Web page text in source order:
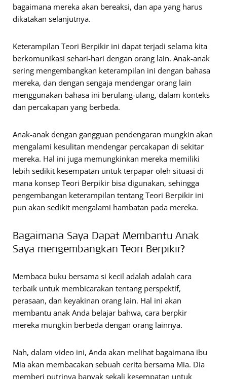
bagaimana mereka akan bereaksi, dan apa yang harus
dikatakan selanjutnya.
Keterampilan Teori Berpikir ini dapat terjadi selama kita
berkomunikasi sehari-hari dengan orang lain. Anak-anak
sering mengembangkan keterampilan ini dengan bahasa
mereka, dan dengan sengaja mendengar orang lain
menggunakan bahasa ini berulang-ulang, dalam konteks
dan percakapan yang berbeda.
Anak-anak dengan gangguan pendengaran mungkin akan
mengalami kesulitan mendengar percakapan di sekitar
mereka. Hal ini juga memungkinkan mereka memiliki
lebih sedikit kesempatan untuk terpapar oleh situasi di
mana konsep Teori Berpikir bisa digunakan, sehingga
pengembangan keterampilan tentang Teori Berpikir ini
pun akan sedikit mengalami hambatan pada mereka.
Bagaimana Saya Dapat Membantu Anak
Saya mengembangkan Teori Berpikir?
Membaca buku bersama si kecil adalah adalah cara
terbaik untuk membicarakan tentang perspektif,
perasaan, dan keyakinan orang lain. Hal ini akan
membantu anak Anda belajar bahwa, cara berpkir
mereka mungkin berbeda dengan orang lainnya.
Nah, dalam video ini, Anda akan melihat bagaimana ibu
Mia akan membacakan sebuah cerita bersama Mia. Dia
memberi putrinya banyak sekali kesempatan untuk